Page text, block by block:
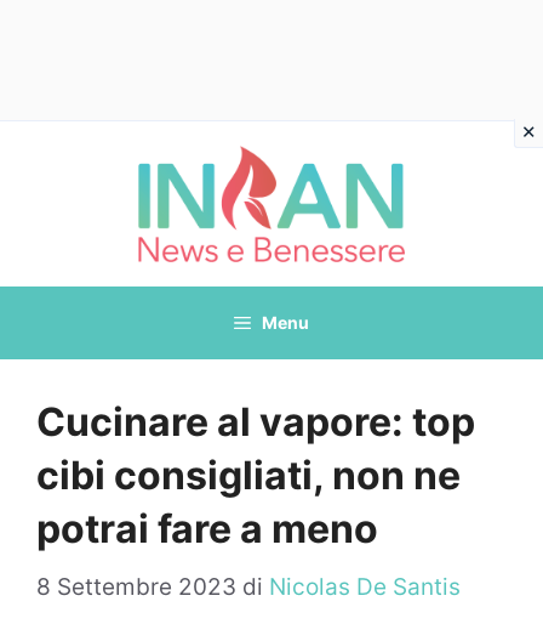
Menu
Cucinare al vapore: top
cibi consigliati, non ne
potrai fare a meno
8 Settembre 2023 di Nicolas De Santis